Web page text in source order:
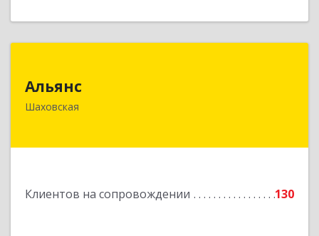
Альянс
Шаховская
Клиентов на сопровождении 130
рп.Шаховская, ул.1-я Советская, дом № 44
Подробнее